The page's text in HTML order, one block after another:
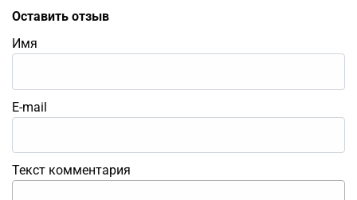
Оставить отзыв
Имя
E-mail
Текст комментария